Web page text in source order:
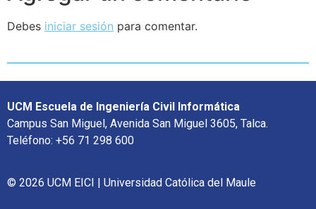
Debes iniciar sesión para comentar.
UCM Escuela de Ingeniería Civil Informática
Campus San Miguel, Avenida San Miguel 3605, Talca.
Teléfono: +56 71 298 600
© 2026 UCM EICI | Universidad Católica del Maule